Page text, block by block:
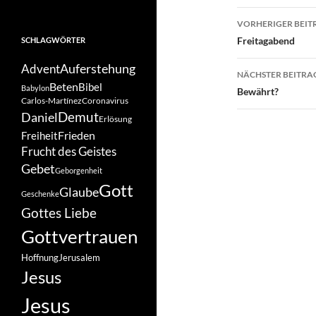
VORHERIGER
Freitagabend
NÄCHSTER
Bewährt?
SCHLAGWÖRTER
AdventAuferstehung
BabylonBetenBibel
Carlos-MartínezCoronavirus
DanielDemutErlösung
FreiheitFrieden
Frucht des Geistes
GebetGeborgenheit
GeschenkeGlaubeGott
Gottes Liebe
Gottvertrauen
HoffnungJerusalem
Jesus
Jesus